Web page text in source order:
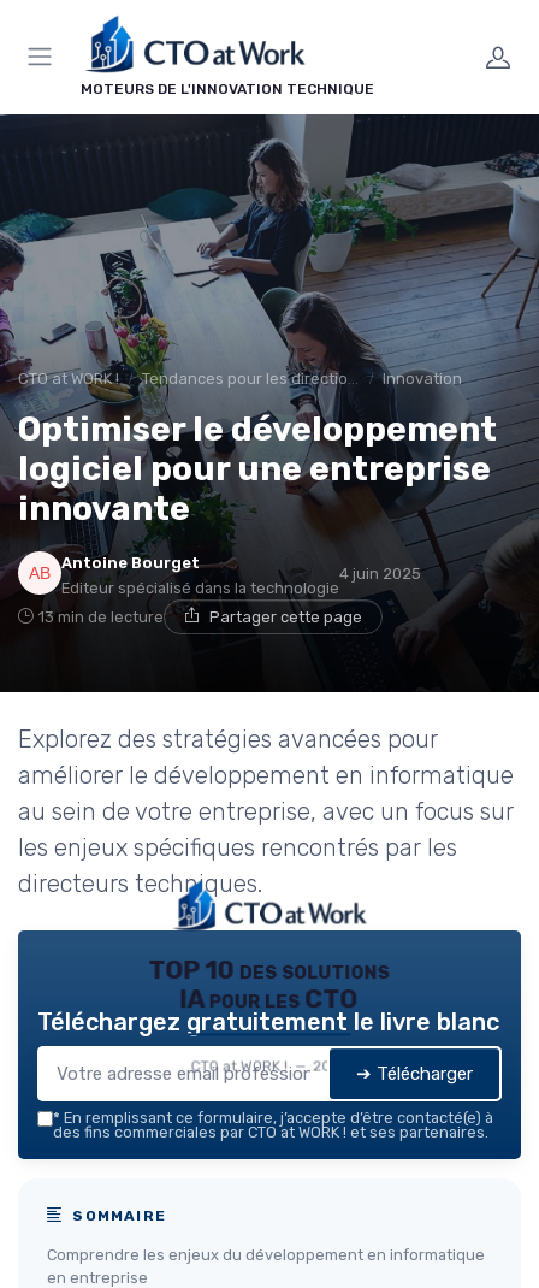
MOTEURS DE L'INNOVATION TECHNIQUE
CTO at WORK ! Tendances pour les directions techniques Innovation
Optimiser le développement
logiciel pour une entreprise
innovante
Antoine Bourget
Editeur spécialisé dans la technologie
4 juin 2025
13 min de lecture Partager cette page
Explorez des stratégies avancées pour
améliorer le développement en informatique
au sein de votre entreprise, avec un focus sur
les enjeux spécifiques rencontrés par les
directeurs techniques.
TOP 10 des solutions
IA pour les CTO
CTO at WORK ! — 2026
Téléchargez gratuitement le livre blanc
➔ Télécharger
* En remplissant ce formulaire, j’accepte d’être contacté(e) à
des fins commerciales par CTO at WORK ! et ses partenaires.
SOMMAIRE
Comprendre les enjeux du développement en informatique
en entreprise
Panneau de gestion des cookies